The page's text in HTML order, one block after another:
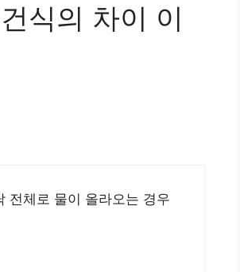
식의 차이 이
전체로 물이 올라오는 경우